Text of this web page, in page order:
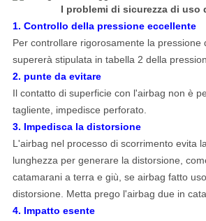
I problemi di sicurezza di uso
1. Controllo della pressione eccellente
Per controllare rigorosamente la pressione
supererà stipulata in tabella 2 della
2. punte da evitare
Il contatto di superficie con l'airbag non è
tagliente, impedisce perforato.
3. Impedisca la distorsione
L'airbag nel processo di scorrimento evita
lunghezza per generare la distorsione,
catamarani a terra e giù, se airbag fatto
distorsione. Metta prego l'airbag due in
4. Impatto esente